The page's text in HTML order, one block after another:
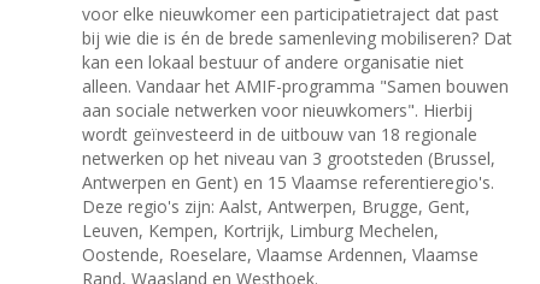
voor elke nieuwkomer een participatietraject dat past
bij wie die is én de brede samenleving mobiliseren? Dat
kan een lokaal bestuur of andere organisatie niet
alleen. Vandaar het AMIF-programma "Samen bouwen
aan sociale netwerken voor nieuwkomers". Hierbij
wordt geïnvesteerd in de uitbouw van 18 regionale
netwerken op het niveau van 3 grootsteden (Brussel,
Antwerpen en Gent) en 15 Vlaamse referentieregio's.
Deze regio's zijn: Aalst, Antwerpen, Brugge, Gent,
Leuven, Kempen, Kortrijk, Limburg Mechelen,
Oostende, Roeselare, Vlaamse Ardennen, Vlaamse
Rand, Waasland en Westhoek.